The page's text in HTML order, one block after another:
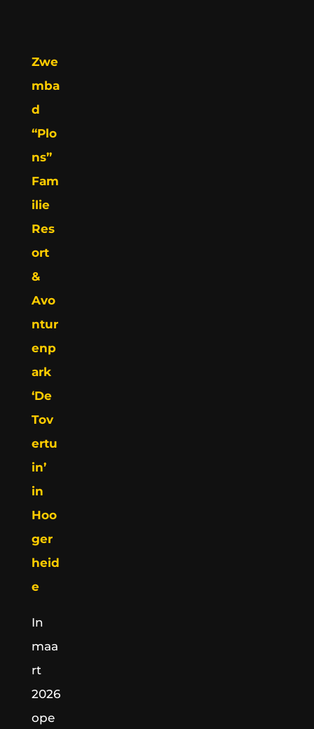
Zwe
mba
d
“Plo
ns”
Fam
ilie
Res
ort
&
Avo
ntur
enp
ark
‘De
Tov
ertu
in’
in
Hoo
ger
heid
e
In
maa
rt
2026
ope